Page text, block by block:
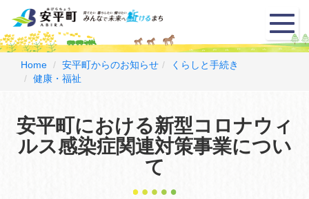
メ
ニ
ュ
Home 安平町からのお知らせ
くらしと手続き
健康・福祉
安平町における新型コロナウィ
ルス感染症関連対策事業につい
て